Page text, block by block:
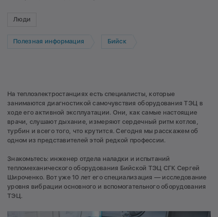
Люди
Полезная информация Бийск
На теплоэлектростанциях есть специалисты, которые
занимаются диагностикой самочувствия оборудования ТЭЦ в
ходе его активной эксплуатации. Они, как самые настоящие
врачи, слушают дыхание, измеряют сердечный ритм котлов,
турбин и всего того, что крутится. Сегодня мы расскажем об
одном из представителей этой редкой профессии.
Знакомьтесь: инженер отдела наладки и испытаний
тепломеханического оборудования Бийской ТЭЦ СГК Сергей
Широченко. Вот уже 10 лет его специализация — исследование
уровня вибрации основного и вспомогательного оборудования
ТЭЦ.